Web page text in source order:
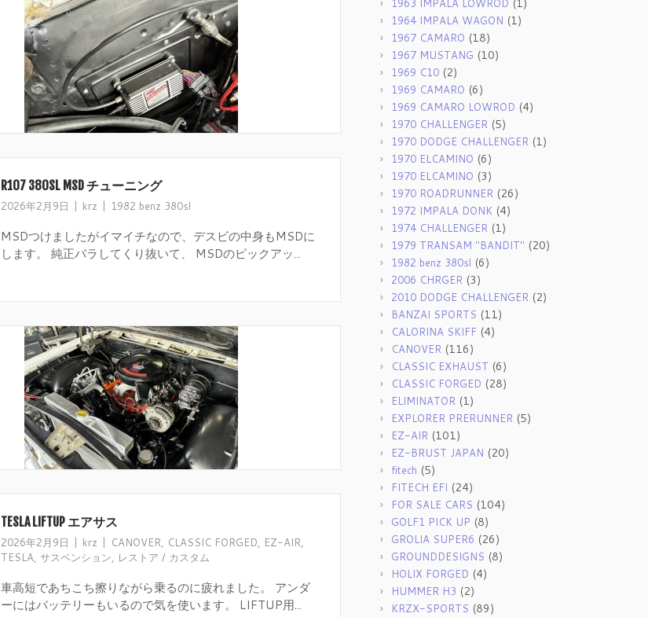
R107 380SL MSD チューニング
2026年2月9日 krz 1982 benz 380sl
MSDつけましたがイマイチなので、デスビの中身もMSDに
します。 純正バラしてくり抜いて、 MSDのピックアッ...
TESLA LIFTUP エアサス
2026年2月9日 krz CANOVER, CLASSIC FORGED, EZ-AIR,
TESLA, サスペンション, レストア / カスタム
車高短であちこち擦りながら乗るのに疲れました。 アンダ
ーにはバッテリーもいるので気を使います。 LIFTUP用...
1963 IMPALA LOWROD (1)
1964 IMPALA WAGON (1)
1967 CAMARO (18)
1967 MUSTANG (10)
1969 C10(2)
1969 CAMARO (6)
1969 CAMARO LOWROD (4)
1970 CHALLENGER (5)
1970 DODGE CHALLENGER (1)
1970 ELCAMINO (6)
1970 ELCAMINO (3)
1970 ROADRUNNER (26)
1972 IMPALA DONK (4)
1974 CHALLENGER (1)
1979 TRANSAM "BANDIT" (20)
1982 benz 380sl (6)
2006 CHRGER (3)
2010 DODGE CHALLENGER (2)
BANZAI SPORTS (11)
CALORINA SKIFF (4)
CANOVER (116)
CLASSIC EXHAUST (6)
CLASSIC FORGED (28)
ELIMINATOR (1)
EXPLORER PRERUNNER (5)
EZ-AIR (101)
EZ-BRUST JAPAN (20)
fitech (5)
FITECH EFI (24)
FOR SALE CARS (104)
GOLF1 PICK UP (8)
GROLIA SUPER6 (26)
GROUNDDESIGNS (8)
HOLIX FORGED (4)
HUMMER H3 (2)
KRZX-SPORTS (89)